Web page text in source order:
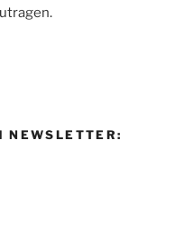
NEWSLETTER: